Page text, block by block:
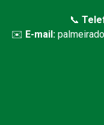
📞
✉️ E-mail: